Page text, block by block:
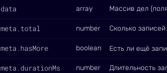
data array Массив дел
meta.total number Сколько
meta.hasMore boolean Есть ли ещё
meta.durationMs number Длительность